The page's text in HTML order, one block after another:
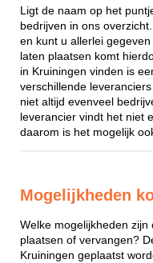
Ligt de naam op het
bedrijven in ons
en kunt u allerlei
laten plaatsen komt
in Kruiningen vinden is
verschillende
niet altijd evenveel
leverancier vindt het niet
daarom is het mogelijk
Mogelijkheden
Welke mogelijkheden
plaatsen of vervangen?
Kruiningen geplaatst